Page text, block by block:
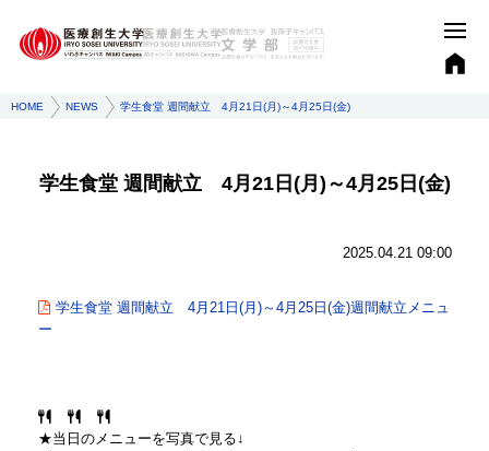
HOME NEWS 学生食堂 週間献立 4月21日(月)～4月25日(金)
学生食堂 週間献立 4月21日(月)～4月25日(金)
2025.04.21 09:00
学生食堂 週間献立 4月21日(月)～4月25日(金)週間献立メニュ
ー
★当日のメニューを写真で見る↓